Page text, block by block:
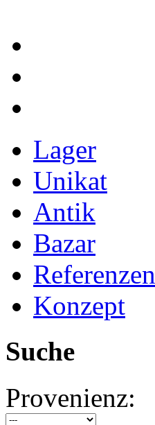
Lager
Unikat
Antik
Bazar
Referenzen
Konzept
Suche
Provenienz: